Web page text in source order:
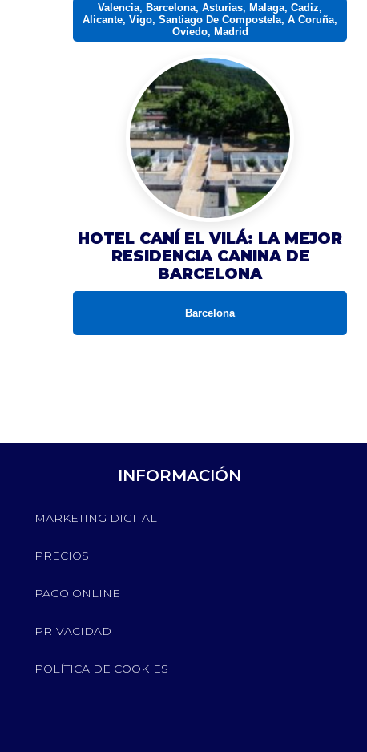
Valencia, Barcelona, Asturias, Malaga, Cadiz,
Alicante, Vigo, Santiago De Compostela, A Coruña,
Oviedo, Madrid
HOTEL CANÍ EL VILÁ: LA MEJOR
RESIDENCIA CANINA DE
BARCELONA
Barcelona
INFORMACIÓN
MARKETING DIGITAL
PRECIOS
PAGO ONLINE
PRIVACIDAD
POLÍTICA DE COOKIES